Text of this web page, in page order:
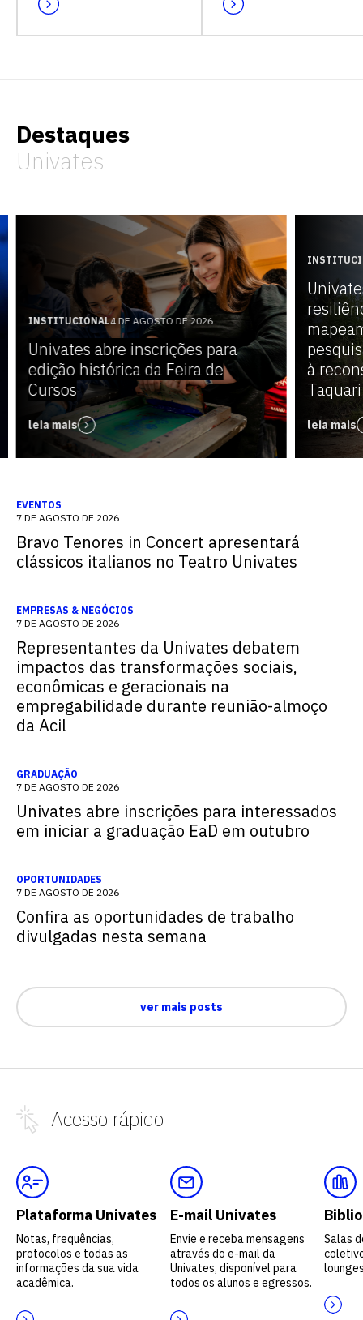
Destaques
Univates
INSTITUCIONAL4 DE AGOSTO DE 2026
Univates abre inscrições para
edição histórica da Feira de
Cursos
leia mais
à
Taquari
leia mais
EVENTOS
7 DE AGOSTO DE 2026
Bravo Tenores in Concert apresentará
clássicos italianos no Teatro Univates
EMPRESAS & NEGÓCIOS
7 DE AGOSTO DE 2026
Representantes da Univates debatem
impactos das transformações sociais,
econômicas e geracionais na
empregabilidade durante reunião-almoço
da Acil
GRADUAÇÃO
7 DE AGOSTO DE 2026
Univates abre inscrições para interessados
em iniciar a graduação EaD em outubro
OPORTUNIDADES
7 DE AGOSTO DE 2026
Confira as oportunidades de trabalho
divulgadas nesta semana
ver mais posts
Acesso rápido
Plataforma Univates
Notas, frequências,
protocolos e todas as
informações da sua vida
acadêmica.
E-mail Univates
Envie e receba mensagens
através do e-mail da
Univates, disponível para
todos os alunos e egressos.
Salas